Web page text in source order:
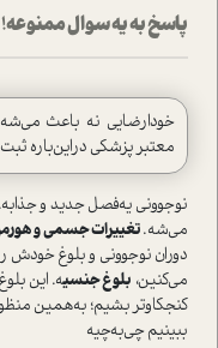
پاسخ به یه سوال ممنوعه‌!
خودارضایی نه باعث
معتبر پزشکی دراین‌باره
نوجوونی یه‌فصل جدید و
می‌شه.تغییرات جسمی و
دوران نوجوونی و بلوغ
می‌کنین، بلوغ جنسیه. این
کنجکاوتر بشیم؛ به‌همین
ببینیم چی‌به‌چیه